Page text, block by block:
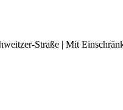
Straße | Mit